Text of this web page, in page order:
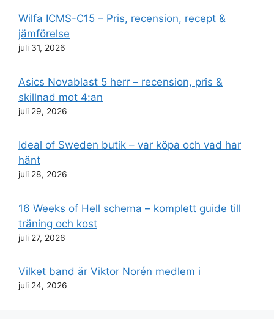
Wilfa ICMS-C15 – Pris, recension, recept &
jämförelse
juli 31, 2026
Asics Novablast 5 herr – recension, pris &
skillnad mot 4:an
juli 29, 2026
Ideal of Sweden butik – var köpa och vad har
hänt
juli 28, 2026
16 Weeks of Hell schema – komplett guide till
träning och kost
juli 27, 2026
Vilket band är Viktor Norén medlem i
juli 24, 2026